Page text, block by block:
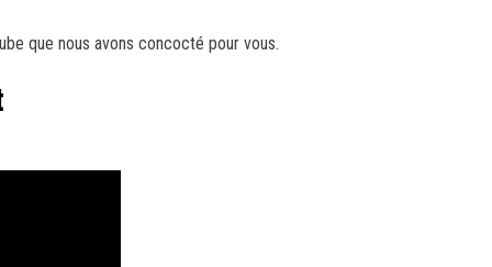
que nous avons concocté pour vous.